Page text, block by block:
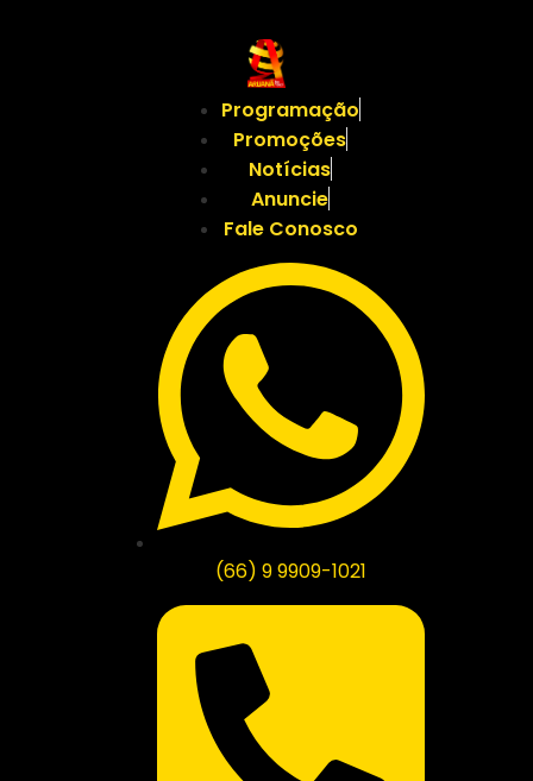
Programação
Promoções
Notícias
Anuncie
Fale Conosco
(66) 9 9909-1021